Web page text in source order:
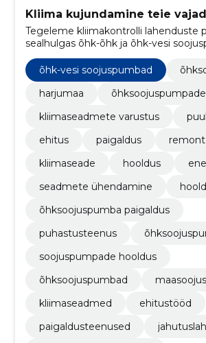
Kliima kujundamine teie
Tegeleme kliimakontrolli lahenduste
sealhulgas õhk-õhk ja õhk-vesi
paigaldus, hooldus ja parandamine ning
maasoojuspumpade süsteemid.
õhk-vesi soojuspumbad
harjumaa
õhksoojuspumpade
kliimaseadmete varustus
ehitus
paigaldus
remont
kliimaseade
hooldus
seadmete ühendamine
õhksoojuspumba paigaldus
puhastusteenus
soojuspumpade hooldus
õhksoojuspumbad
kliimaseadmed
ehitustööd
paigaldusteenused